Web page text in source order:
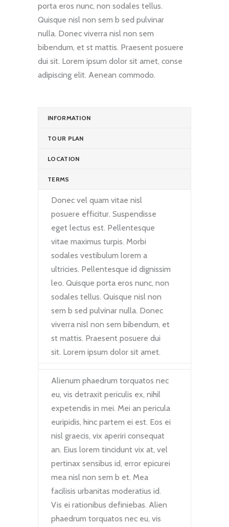
porta eros nunc, non sodales tellus.
Quisque nisl non sem b sed pulvinar
nulla. Donec viverra nisl non sem
bibendum, et st mattis. Praesent posuere
dui sit. Lorem ipsum dolor sit amet, conse
adipiscing elit. Aenean commodo.
INFORMATION
TOUR PLAN
LOCATION
TERMS
Donec vel quam vitae nisl
posuere efficitur. Suspendisse
eget lectus est. Pellentesque
vitae maximus turpis. Morbi
sodales vestibulum lorem a
ultricies. Pellentesque id dignissim
leo. Quisque porta eros nunc, non
sodales tellus. Quisque nisl non
sem b sed pulvinar nulla. Donec
viverra nisl non sem bibendum, et
st mattis. Praesent posuere dui
sit. Lorem ipsum dolor sit amet.
Alienum phaedrum torquatos nec
eu, vis detraxit periculis ex, nihil
expetendis in mei. Mei an pericula
euripidis, hinc partem ei est. Eos ei
nisl graecis, vix aperiri consequat
an. Eius lorem tincidunt vix at, vel
pertinax sensibus id, error epicurei
mea nisl non sem b et. Mea
facilisis urbanitas moderatius id.
Vis ei rationibus definiebas. Alien
phaedrum torquatos nec eu, vis